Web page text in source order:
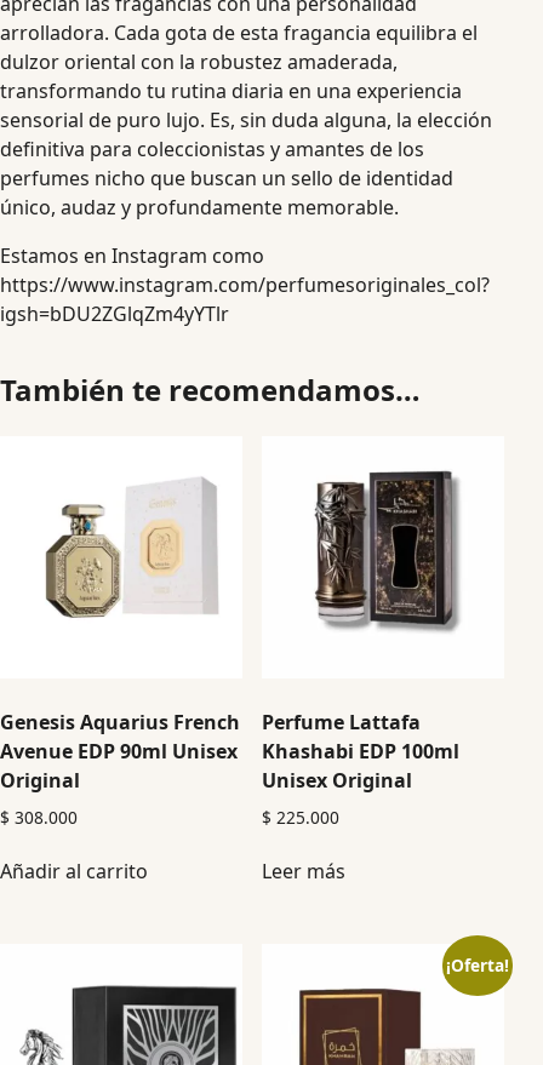
arrolladora. Cada gota de esta fragancia equilibra el
dulzor oriental con la robustez amaderada,
transformando tu rutina diaria en una experiencia
sensorial de puro lujo. Es, sin duda alguna, la elección
definitiva para coleccionistas y amantes de los
perfumes nicho que buscan un sello de identidad
único, audaz y profundamente memorable.
Estamos en Instagram como
https://www.instagram.com/perfumesoriginales_col?
igsh=bDU2ZGlqZm4yYTlr
También te recomendamos…
Genesis Aquarius French
Avenue EDP 90ml Unisex
Original
$ 308.000
Añadir al carrito
Perfume Lattafa
Khashabi EDP 100ml
Unisex Original
$ 225.000
Leer más
¡Oferta!